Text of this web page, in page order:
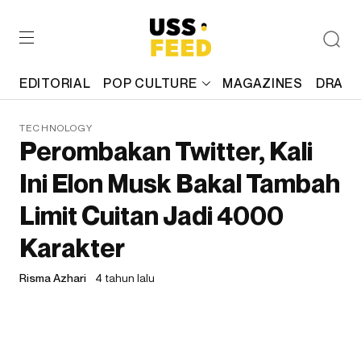
EDITORIAL POP CULTURE MAGAZINES
TECHNOLOGY
Perombakan Twitter, Kali
Ini Elon Musk Bakal Tambah
Limit Cuitan Jadi 4000
Karakter
Risma Azhari 4 tahun lalu